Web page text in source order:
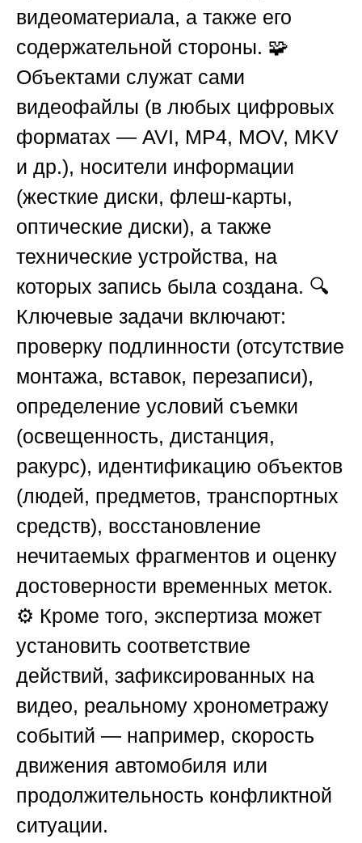
видеоматериала, а также его
содержательной стороны. 🧩
Объектами служат сами
видеофайлы (в любых цифровых
форматах — AVI, MP4, MOV, MKV
и др.), носители информации
(жесткие диски, флеш-карты,
оптические диски), а также
технические устройства, на
которых запись была создана. 🔍
Ключевые задачи включают:
проверку подлинности (отсутствие
монтажа, вставок, перезаписи),
определение условий съемки
(освещенность, дистанция,
ракурс), идентификацию объектов
(людей, предметов, транспортных
средств), восстановление
нечитаемых фрагментов и оценку
достоверности временных меток.
⚙️ Кроме того, экспертиза может
установить соответствие
действий, зафиксированных на
видео, реальному хронометражу
событий — например, скорость
движения автомобиля или
продолжительность конфликтной
ситуации.